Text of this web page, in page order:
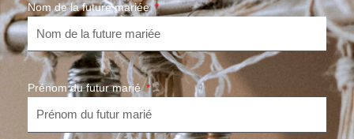
Nom de la future mariée
Prénom du futur marié